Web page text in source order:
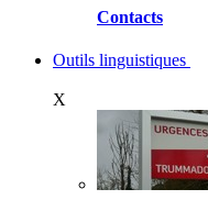
Contacts
Outils linguistiques
X